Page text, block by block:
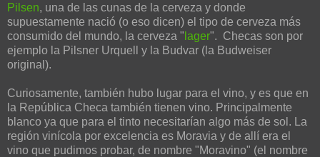
Pilsen, una de las cunas de la cerveza y donde
supuestamente nació (o eso dicen) el tipo de cerveza más
consumido del mundo, la cerveza " lager". Checas son por
ejemplo la Pilsner Urquell y la Budvar (la Budweiser
original).
Curiosamente, también hubo lugar para el vino, y es que en
la República Checa también tienen vino. Principalmente
blanco ya que para el tinto necesitarían algo más de sol. La
región vinícola por excelencia es Moravia y de allí era el
vino que pudimos probar, de nombre "Moravino" (el nombre